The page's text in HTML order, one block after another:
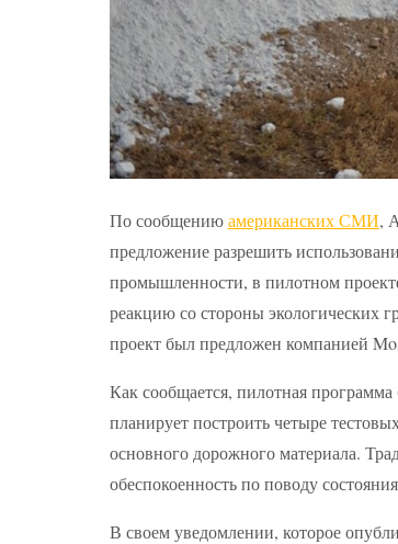
По сообщениюамериканских СМИ,
предложение разрешить
промышленности, в пилотном
реакцию со стороны экологических
проект был предложен компанией
Как сообщается, пилотная
планирует построить четыре
основного дорожного материала.
обеспокоенность по поводу
В своем уведомлении, которое